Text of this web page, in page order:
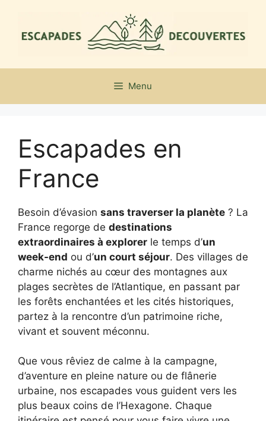
contenu
Menu
Escapades en
France
Besoin d’évasion sans traverser la planète ? La
France regorge de destinations
extraordinaires à explorer le temps d’un
week-end ou d’un court séjour. Des villages de
charme nichés au cœur des montagnes aux
plages secrètes de l’Atlantique, en passant par
les forêts enchantées et les cités historiques,
partez à la rencontre d’un patrimoine riche,
vivant et souvent méconnu.
Que vous rêviez de calme à la campagne,
d’aventure en pleine nature ou de flânerie
urbaine, nos escapades vous guident vers les
plus beaux coins de l’Hexagone. Chaque